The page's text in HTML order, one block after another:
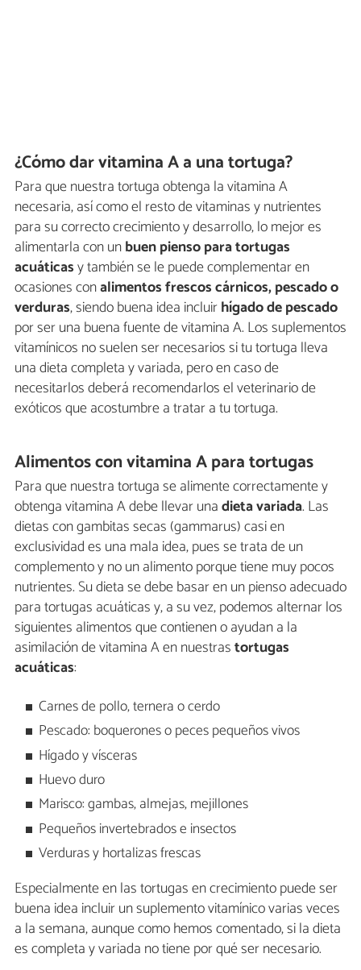
¿Cómo dar vitamina A a una tortuga?
Para que nuestra tortuga obtenga la vitamina A
necesaria, así como el resto de vitaminas y nutrientes
para su correcto crecimiento y desarrollo, lo mejor es
alimentarla con unbuen pienso para tortugas
acuáticasy también se le puede complementar en
ocasiones conalimentos frescos cárnicos, pescado o
verduras, siendo buena idea incluirhígado de pescado
por ser una buena fuente de vitamina A. Los suplementos
vitamínicos no suelen ser necesarios si tu tortuga lleva
una dieta completa y variada, pero en caso de
necesitarlos deberá recomendarlos el veterinario de
exóticos que acostumbre a tratar a tu tortuga.
Alimentos con vitamina A para tortugas
Para que nuestra tortuga se alimente correctamente y
obtenga vitamina A debe llevar unadieta variada. Las
dietas con gambitas secas (gammarus) casi en
exclusividad es una mala idea, pues se trata de un
complemento y no un alimento porque tiene muy pocos
nutrientes. Su dieta se debe basar en un pienso adecuado
para tortugas acuáticas y, a su vez, podemos alternar los
siguientes alimentos que contienen o ayudan a la
asimilación de vitamina A en nuestrastortugas
acuáticas:
Carnes de pollo, ternera o cerdo
Pescado: boquerones o peces pequeños vivos
Hígado y vísceras
Huevo duro
Marisco: gambas, almejas, mejillones
Pequeños invertebrados e insectos
Verduras y hortalizas frescas
Especialmente en las tortugas en crecimiento puede ser
buena idea incluir un suplemento vitamínico varias veces
a la semana, aunque como hemos comentado, si la dieta
es completa y variada no tiene por qué ser necesario.